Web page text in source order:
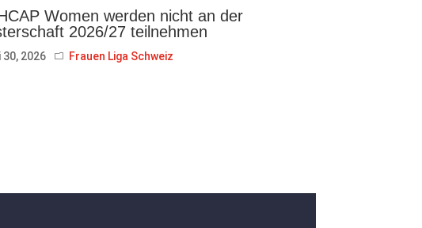
Women werden nicht an der
2026/27 teilnehmen
30, 2026 Frauen Liga Schweiz